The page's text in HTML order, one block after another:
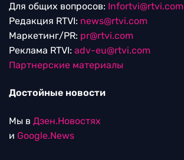
Для общих вопросов: Infortvi@rtvi.com
Редакция RTVI: news@rtvi.com
Маркетинг/PR: pr@rtvi.com
Реклама RTVI: adv-eu@rtvi.com
Партнерские материалы
Достойные новости
Мы в Дзен.Новостях
и Google.News